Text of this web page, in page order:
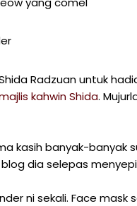
Radzuan untuk
kahwin Shida.
kasih banyak-banyak
dia selepas
ni sekali. Face mask